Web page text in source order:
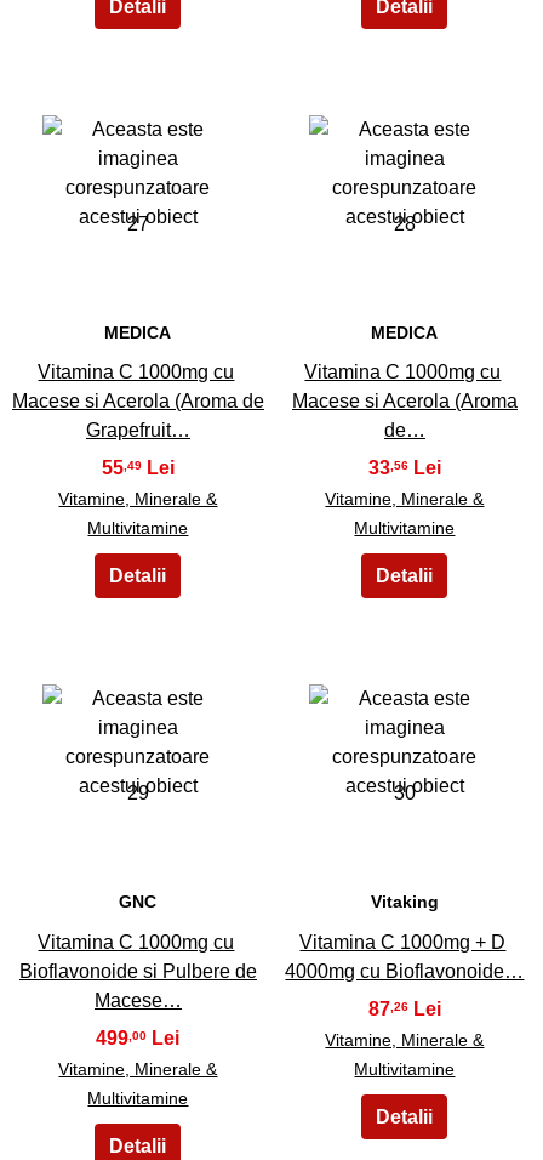
27
MEDICA
Vitamina C 1000mg cu
Macese si Acerola (Aroma de
Grapefruit…
55,49
Vitamine, Minerale &
Multivitamine
28
MEDICA
Vitamina C 1000mg cu
Macese si Acerola (Aroma
de…
33 ,56
Vitamine, Minerale &
Multivitamine
29
GNC
Vitamina C 1000mg cu
Bioflavonoide si Pulbere de
Macese…
499 ,00
Vitamine, Minerale &
Multivitamine
30
Vitaking
Vitamina C 1000mg + D
4000mg cu Bioflavonoide…
87,26
Vitamine, Minerale &
Multivitamine